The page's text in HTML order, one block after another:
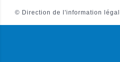
© Direction de l'information